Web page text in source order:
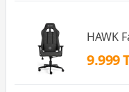
HAWK
9.999